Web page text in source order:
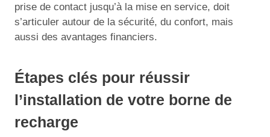
prise de contact jusqu’à la mise en service, doit
s’articuler autour de la sécurité, du confort, mais
aussi des avantages financiers.
Étapes clés pour réussir
l’installation de votre borne de
recharge